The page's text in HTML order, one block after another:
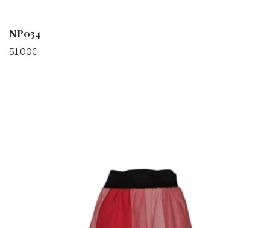
NP034
51,00€